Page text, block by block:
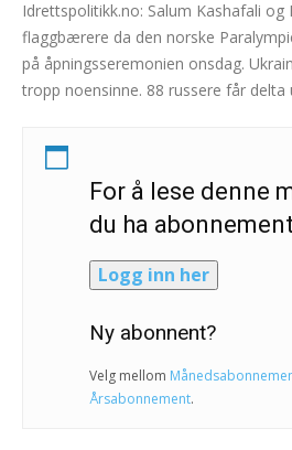
Idrettspolitikk.no: Salum Kashafali og
flaggbærere da den norske
på åpningsseremonien onsdag.
tropp noensinne. 88 russere får delta
For å lese denne
du ha abonnement
Logg inn her
Ny abonnent?
Velg mellom
Årsabonnement.